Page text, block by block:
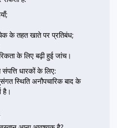
के तहत खाते पर प्रतिबंध;
के लिए बढ़ी हुई जांच।
धारकों के लिए:
स्थिति अनौपचारिक बाद के
है।